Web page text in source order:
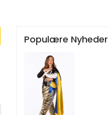
Populære Nyheder